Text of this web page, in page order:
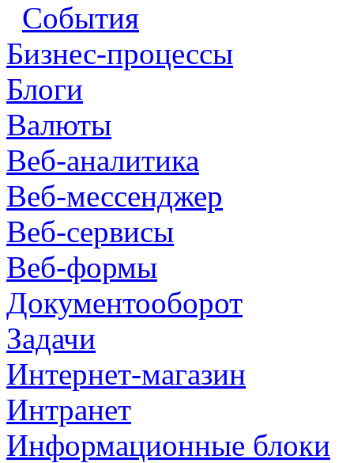
События
Бизнес-процессы
Блоги
Валюты
Веб-аналитика
Веб-мессенджер
Веб-сервисы
Веб-формы
Документооборот
Задачи
Интернет-магазин
Интранет
Информационные блоки